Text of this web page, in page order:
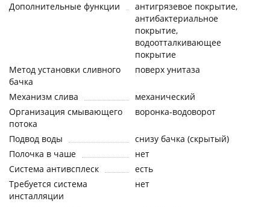
Дополнительные функции
антигрязевое покрытие,
антибактериальное
покрытие,
водоотталкивающее
покрытие
Метод установки сливного
бачка
поверх унитаза
Механизм слива
механический
Организация смывающего
потока
воронка-водоворот
Подвод воды
снизу бачка (скрытый)
Полочка в чаше
нет
Система антивсплеск
есть
Требуется система
инсталляции
нет